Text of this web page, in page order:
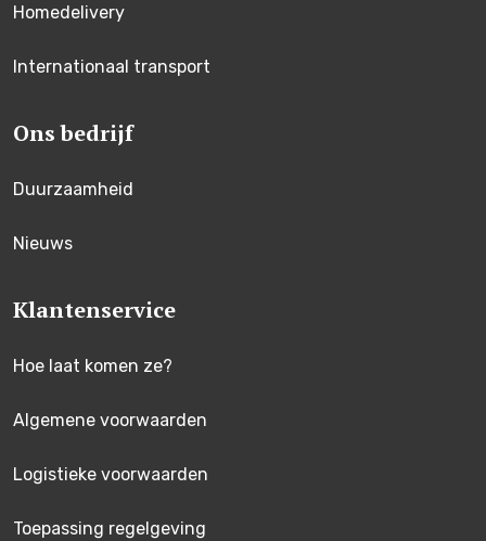
Homedelivery
Internationaal transport
Ons bedrijf
Duurzaamheid
Nieuws
Klantenservice
Hoe laat komen ze?
Algemene voorwaarden
Logistieke voorwaarden
Toepassing regelgeving